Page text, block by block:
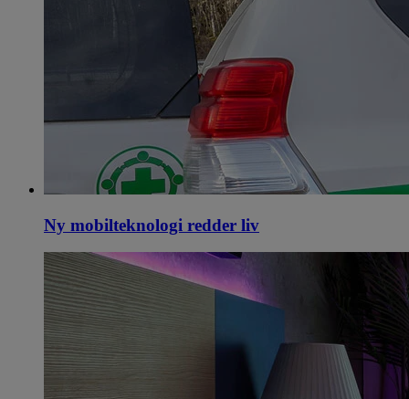
Ny mobilteknologi redder liv